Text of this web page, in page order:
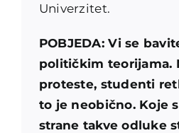
Univerzitet.
POBJEDA: Vi se
političkim teorijama.
proteste, studenti
to je neobično. Koje
strane takve odluke